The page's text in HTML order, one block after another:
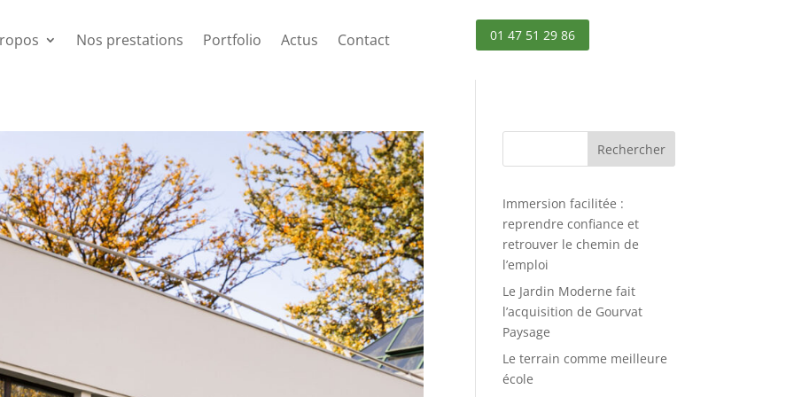
Nos prestations Portfolio Actus Contact 01 47 51 29 86
Rechercher
Immersion facilitée :
reprendre confiance et
retrouver le chemin de
l’emploi
Le Jardin Moderne fait
l’acquisition de Gourvat
Paysage
Le terrain comme meilleure
école